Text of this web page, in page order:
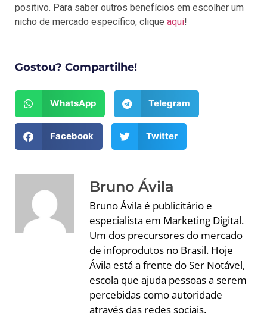
positivo. Para saber outros benefícios em escolher um
nicho de mercado específico, clique aqui!
Gostou? Compartilhe!
WhatsApp Telegram
Facebook Twitter
Bruno Ávila
Bruno Ávila é publicitário e
especialista em Marketing Digital.
Um dos precursores do mercado
de infoprodutos no Brasil. Hoje
Ávila está a frente do Ser Notável,
escola que ajuda pessoas a serem
percebidas como autoridade
através das redes sociais.